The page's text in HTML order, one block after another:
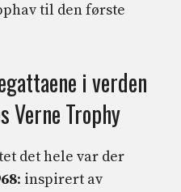
til den første
i verden
Verne Trophy
det hele var der
: inspirert av